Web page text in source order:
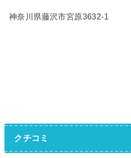
神奈川県藤沢市宮原3632-1
クチコミ